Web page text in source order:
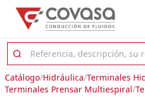
Catálogo/Hidráulica/Terminales
Terminales Prensar Multiespiral/